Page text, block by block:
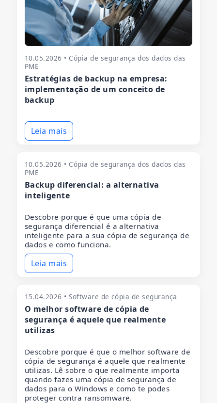
10.05.2026 • Cópia de segurança dos dados das
PME
Estratégias de backup na empresa:
implementação de um conceito de
backup
Leia mais
10.05.2026 • Cópia de segurança dos dados das
PME
Backup diferencial: a alternativa
inteligente
Descobre porque é que uma cópia de
segurança diferencial é a alternativa
inteligente para a sua cópia de segurança de
dados e como funciona.
Leia mais
15.04.2026 • Software de cópia de segurança
O melhor software de cópia de
segurança é aquele que realmente
utilizas
Descobre porque é que o melhor software de
cópia de segurança é aquele que realmente
utilizas. Lê sobre o que realmente importa
quando fazes uma cópia de segurança de
dados para o Windows e como te podes
proteger contra ransomware.